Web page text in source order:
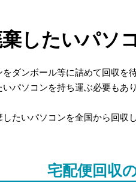
したいパソ
ダンボール等に詰めて回収を
パソコンを持ち運ぶ必要もあり
たいパソコンを全国から回収
宅配便回収